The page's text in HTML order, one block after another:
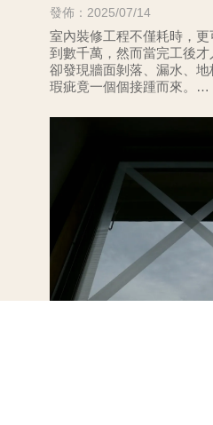
幾點！#中壢住宅設
計
發佈：2025/07/14
室內裝修工程不僅耗時，
到數千萬，然而當完工後才
卻發現牆面剝落、漏水、
瑕疵竟一個個接踵而來。